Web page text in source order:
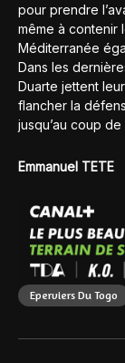
pour prendre
même à contenir
Méditerranée
Dans les
Duarte jettent
flancher la
jusqu’au coup
Emmanuel TETE
Eperviers Du Togo